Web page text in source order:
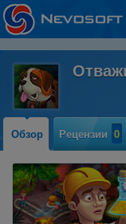
Обзор Рецензии 0